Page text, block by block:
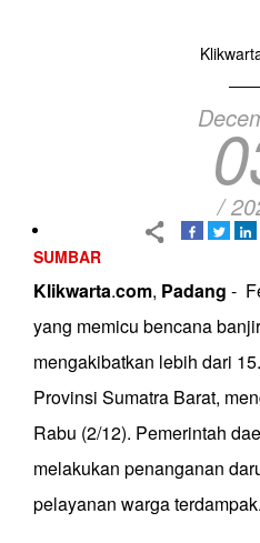
/
SUMBAR
Klikwarta.com, Padang -
yang memicu bencana
mengakibatkan lebih dari
Provinsi Sumatra Barat,
Rabu (2/12). Pemerintah
melakukan penanganan
pelayanan warga terdampak.